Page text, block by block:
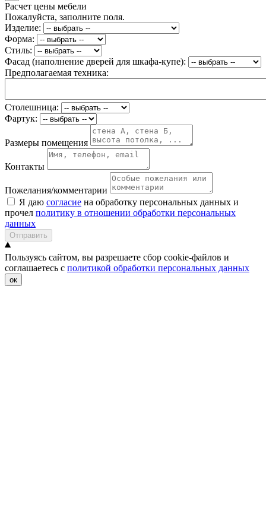
Расчет цены мебели
Пожалуйста, заполните поля.
Изделие:
Форма:
Стиль:
Фасад (наполнение дверей для шкафа-купе):
Предполагаемая техника:
Столешница:
Фартук:
Размеры помещения
Контакты
Пожелания/комментарии
Я даю согласие на обработку персональных данных и
прочел политику в отношении обработки персональных
данных
Отправить
Пользуясь сайтом, вы разрешаете сбор cookie-файлов и
соглашаетесь с политикой обработки персональных данных
ок